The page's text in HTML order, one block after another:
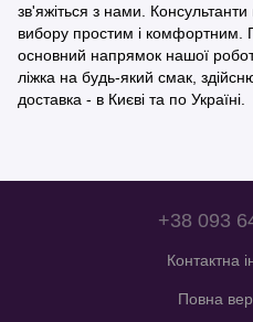
зв'яжіться з нами.
вибору простим і комфортним.
основний напрямок нашої
ліжка на будь-який смак,
доставка - в Києві та по Україні.
+38 093
Контактна
Повна